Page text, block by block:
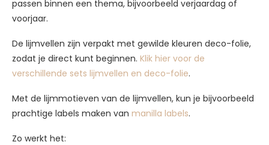
passen binnen een thema, bijvoorbeeld verjaardag of
voorjaar.
De lijmvellen zijn verpakt met gewilde kleuren deco-folie,
zodat je direct kunt beginnen. Klik hier voor de
verschillende sets lijmvellen en deco-folie.
Met de lijmmotieven van de lijmvellen, kun je bijvoorbeeld
prachtige labels maken van manilla labels.
Zo werkt het: